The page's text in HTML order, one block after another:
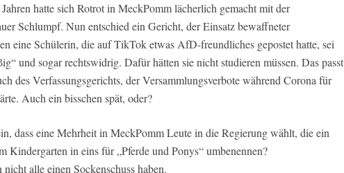
hatte sich Rotrot in MeckPomm lächerlich gemacht mit der
Schlumpf. Nun entschied ein Gericht, der Einsatz bewaffneter
eine Schülerin, die auf TikTok etwas AfD-freundliches gepostet hatte, sei
und sogar rechtswidrig. Dafür hätten sie nicht studieren müssen. Das passt
des Verfassungsgerichts, der Versammlungsverbote während Corona für
Auch ein bisschen spät, oder?
dass eine Mehrheit in MeckPomm Leute in die Regierung wählt, die ein
Kindergarten in eins für „Pferde und Ponys“ umbenennen?
alle einen Sockenschuss haben.